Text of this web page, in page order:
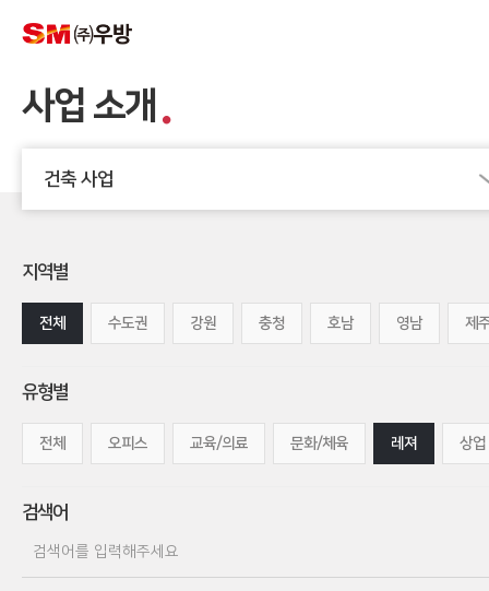
사업 소개
건축 사업
지역별
전체 수도권 강원 충청 호남 영남 제
유형별
전체 오피스 교육/의료 문화/체육 레져 상업
검색어